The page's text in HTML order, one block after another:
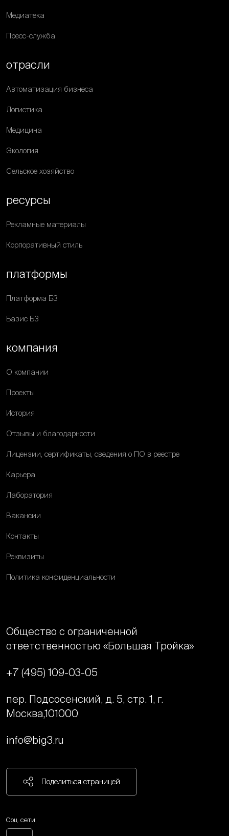
Медиатека
Пресс-служба
отрасли
Автоматизация бизнеса
Логистика
Медицина
Экология
Сельское хозяйство
ресурсы
Рекламные материалы
Корпоративный стиль
платформы
Платформа Б3
Базис Б3
компания
О компании
Проекты
История
Отзывы и благодарности
Лицензии, сертификаты, сведения о ПО в реестре
Карьера
Лаборатория
Вакансии
Контакты
Реквизиты
Политика конфиденциальности
Общество с ограниченной
ответственностью «Большая Тройка»
+7 (495) 109-03-05
пер. Подсосенский, д. 5, стр. 1, г.
Москва,101000
info@big3.ru
Поделиться страницей
Соц. сети: